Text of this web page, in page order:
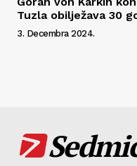
Tuzla obilježava 30
3. Decembra 2024.